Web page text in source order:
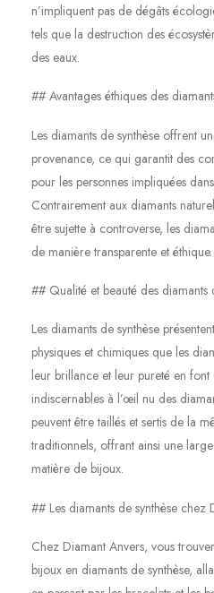
n’impliquent pas de dégâts
tels que la destruction des
des eaux.
## Avantages éthiques des
Les diamants de synthèse offrent
provenance, ce qui garantit des
pour les personnes impliquées
Contrairement aux diamants
être sujette à controverse, les
de manière transparente et éthique.
## Qualité et beauté des diamants
Les diamants de synthèse
physiques et chimiques que les
leur brillance et leur pureté en
indiscernables à l’œil nu des
peuvent être taillés et sertis de la
traditionnels, offrant ainsi une
matière de bijoux.
## Les diamants de synthèse chez
Chez Diamant Anvers, vous
bijoux en diamants de synthèse,